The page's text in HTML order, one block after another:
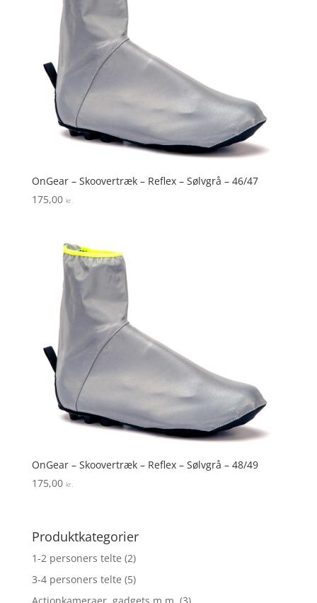
OnGear – Skoovertræk – Reflex – Sølvgrå – 46/47
175,00 kr.
OnGear – Skoovertræk – Reflex – Sølvgrå – 48/49
175,00 kr.
Produktkategorier
1-2 personers telte (2)
3-4 personers telte (5)